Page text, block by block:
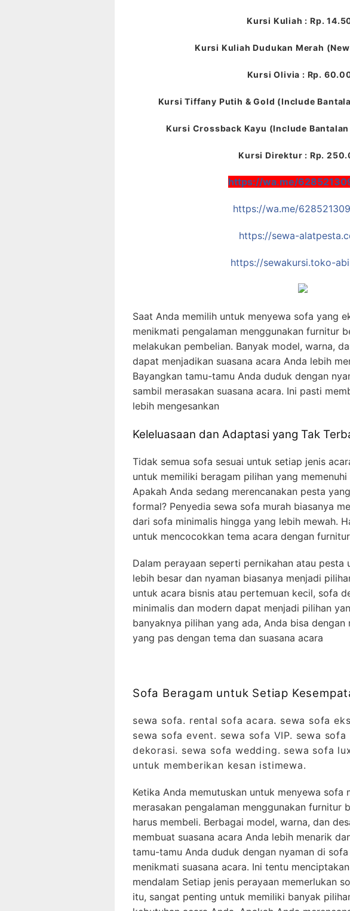
Kursi Kuliah : Rp.
Kursi Kuliah Dudukan Merah
Kursi Olivia : Rp.
Kursi Tiffany Putih & Gold (Include
Kursi Crossback Kayu (Include
Kursi Direktur : Rp.
https://wa.me/
https://wa.me/
https://sewa-
https://sewakursi.toko-
Saat Anda memilih untuk menyewa sofa yang
menikmati pengalaman menggunakan furnitur
melakukan pembelian. Banyak model, warna,
dapat menjadikan suasana acara Anda lebih
Bayangkan tamu-tamu Anda duduk dengan
sambil merasakan suasana acara. Ini pasti
lebih mengesankan
Keleluasaan dan Adaptasi yang Tak
Tidak semua sofa sesuai untuk setiap jenis
untuk memiliki beragam pilihan yang
Apakah Anda sedang merencanakan pesta
formal? Penyedia sewa sofa murah biasanya
dari sofa minimalis hingga yang lebih mewah.
untuk mencocokkan tema acara dengan
Dalam perayaan seperti pernikahan atau pesta
lebih besar dan nyaman biasanya menjadi
untuk acara bisnis atau pertemuan kecil, sofa
minimalis dan modern dapat menjadi pilihan
banyaknya pilihan yang ada, Anda bisa dengan
yang pas dengan tema dan suasana acara
Sofa Beragam untuk Setiap
sewa sofa. rental sofa acara. sewa sofa
sewa sofa event. sewa sofa VIP. sewa
dekorasi. sewa sofa wedding. sewa sofa
untuk memberikan kesan istimewa.
Ketika Anda memutuskan untuk menyewa sofa
merasakan pengalaman menggunakan furnitur
harus membeli. Berbagai model, warna, dan
membuat suasana acara Anda lebih menarik
tamu-tamu Anda duduk dengan nyaman di
menikmati suasana acara. Ini tentu
mendalam Setiap jenis perayaan memerlukan
itu, sangat penting untuk memiliki banyak